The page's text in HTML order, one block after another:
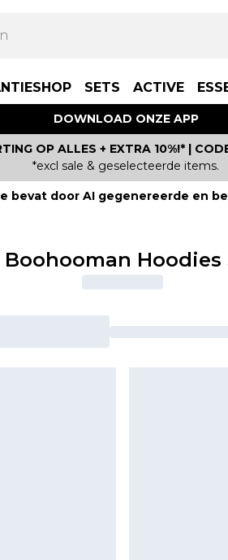
SETS ACTIVE
DOWNLOAD ONZE APP
OP ALLES + EXTRA 10%!* |
*excl sale & geselecteerde items.
bevat door AI gegenereerde en
Boohooman Hoodies